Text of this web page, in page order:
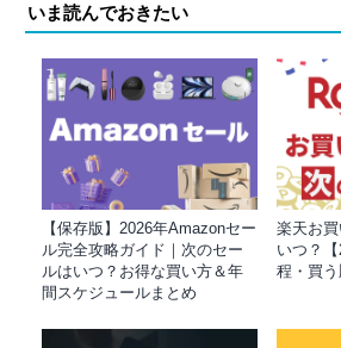
いま読んでおきたい
【保存版】2026年Amazonセー
ル完全攻略ガイド｜次のセー
ルはいつ？お得な買い方＆年
間スケジュールまとめ
楽天お
いつ？
程・買